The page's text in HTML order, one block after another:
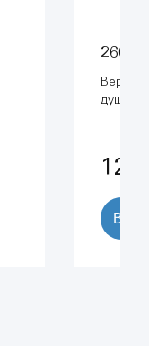
В